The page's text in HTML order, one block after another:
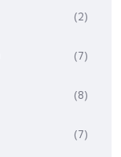
(2)
(7)
(8)
(7)